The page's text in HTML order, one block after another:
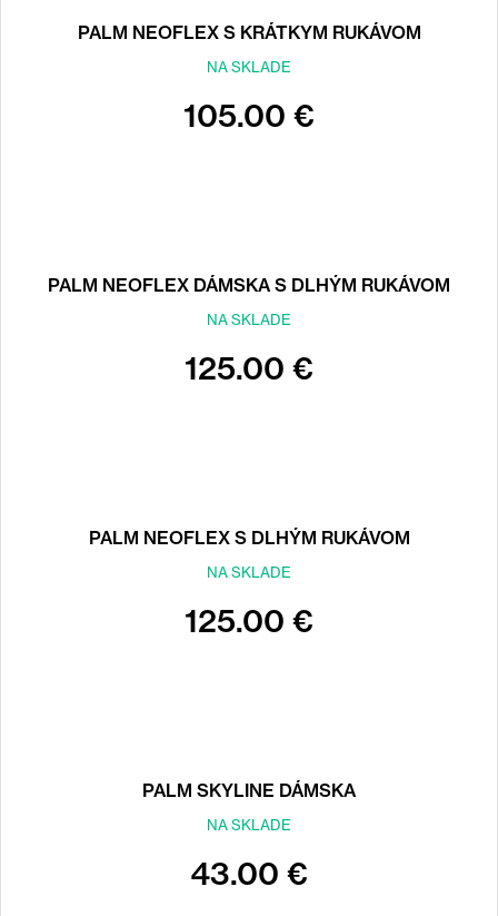
PALM NEOFLEX S KRÁTKYM RUKÁVOM
NA SKLADE
105.00 €
PALM NEOFLEX DÁMSKA S DLHÝM RUKÁVOM
NA SKLADE
125.00 €
PALM NEOFLEX S DLHÝM RUKÁVOM
NA SKLADE
125.00 €
PALM SKYLINE DÁMSKA
NA SKLADE
43.00 €